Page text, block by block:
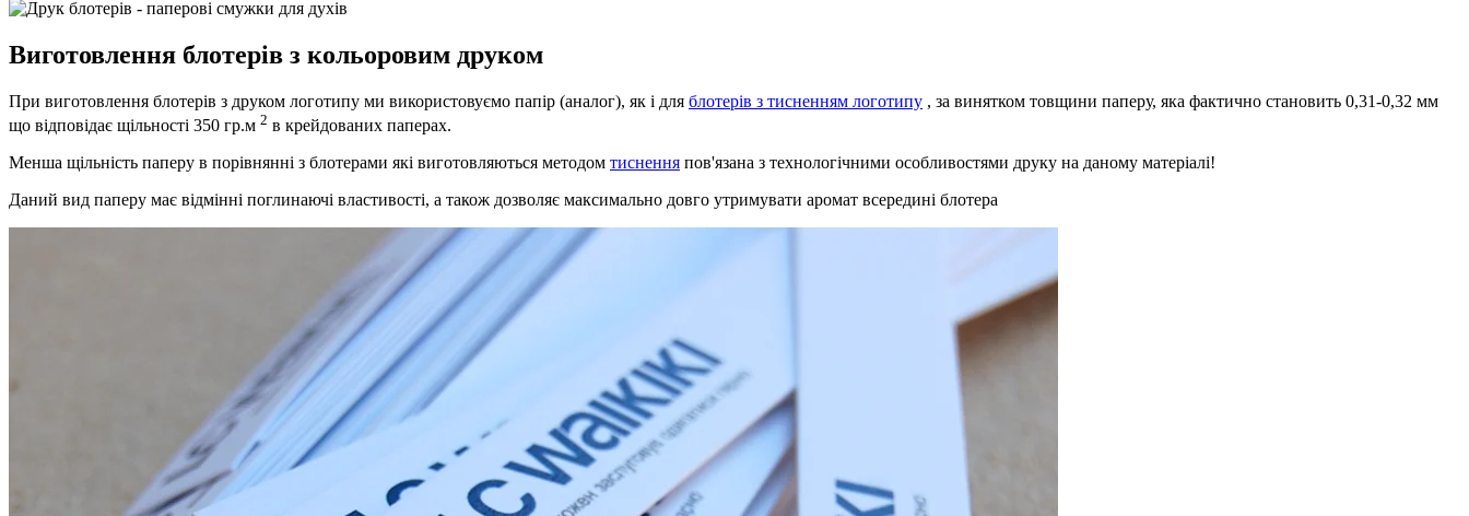
Виготовлення блотерів з кольоровим друком
При виготовлення блотерів з друком логотипу ми використовуємо папір (аналог), як і для блотерів з тисненням логотипу , за винятком товщини паперу, яка фактично становить 0,31-0,32 мм
що відповідає щільності 350 гр.м 2 в крейдованих паперах.
Менша щільність паперу в порівнянні з блотерами які виготовляються методом тиснення пов'язана з технологічними особливостями друку на даному матеріалі!
Даний вид паперу має відмінні поглинаючі властивості, а також дозволяє максимально довго утримувати аромат всередині блотера